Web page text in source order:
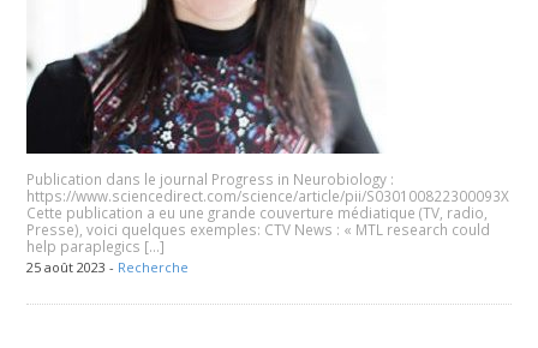
Publication dans le journal Progress in Neurobiology :
https://www.sciencedirect.com/science/article/pii/S030100822300093X
Cette publication a eu une grande couverture médiatique (TV, radio,
Presse), voici quelques exemples: CTV News : « MTL research could
help paraplegics […]
25 août 2023 - Recherche